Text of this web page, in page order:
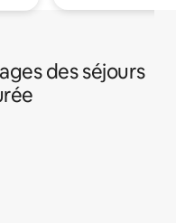
des séjours